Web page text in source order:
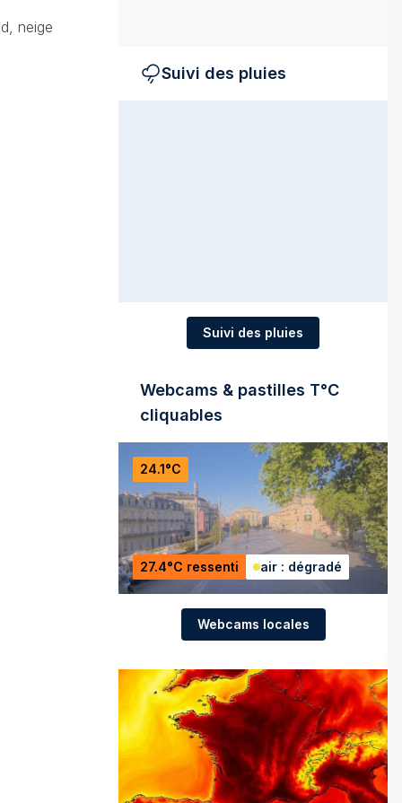
neige
Suivi des pluies
Suivi des pluies
Webcams & pastilles T°C
cliquables
24.1°C
27.4°C ressenti air : dégradé
Webcams locales